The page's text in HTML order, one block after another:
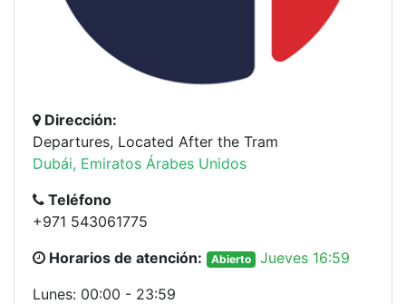
Dirección:
Departures, Located After the Tram
Dubái, Emiratos Árabes Unidos
Teléfono
+971 543061775
Horarios de atención:
Abierto
Jueves 16:59
Lunes: 00:00 - 23:59